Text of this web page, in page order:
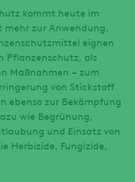
kommt heute im
zur Anwendung.
eignen
Pflanzenschutz, als
Maßnahmen – zum
von Stickstoff
ebenso zur Bekämpfung
wie Begrünung,
und Einsatz von
Herbizide, Fungizide,